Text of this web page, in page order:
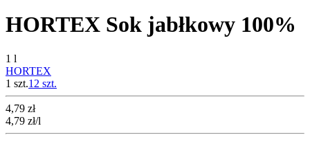
HORTEX Sok jabłkowy 100%
1 l
HORTEX
1 szt.12 szt.
Cena
4,79 zł
4,79 zł/l